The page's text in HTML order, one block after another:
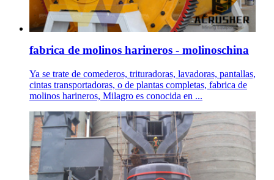
fabrica de molinos harineros - molinoschina
Ya se trate de comederos, trituradoras, lavadoras, pantallas,
cintas transportadoras, o de plantas completas, fabrica de
molinos harineros, Milagro es conocida en ...